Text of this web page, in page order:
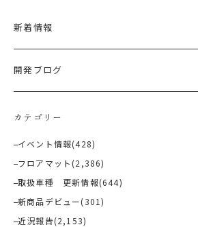
新着情報
開発ブログ
カテゴリー
イベント情報(428)
フロアマット (2,386)
取扱車種 更新情報(644)
新商品デビュー(301)
近況報告(2,153)